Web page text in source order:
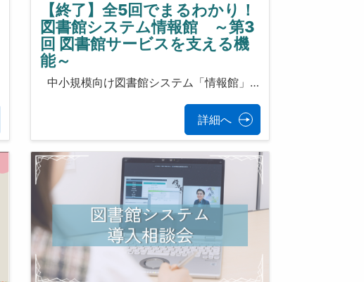
【終了】全5回でまるわかり！
図書館システム情報館 ～第3
回 図書館サービスを支える機
能～
中小規模向け図書館システム「情報館」…
詳細へ